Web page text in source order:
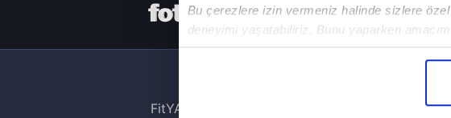
Bu çerezlere izin vermeniz halinde sizlere
deneyimi yaşatabiliriz. Bunu yaparken
içerikleri sunabilmek adına elimizden gelen
Her halükârda, kullanıcılar, bu çerezlere izin
HER YERDE!
FitYAŞA